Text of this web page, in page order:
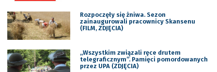
Rozpoczęły się żniwa. Sezon
zainaugurowali pracownicy Skansenu
(FILM, ZDJĘCIA)
,,Wszystkim związali ręce drutem
telegraficznym”. Pamięci pomordowanych
przez UPA (ZDJĘCIA)